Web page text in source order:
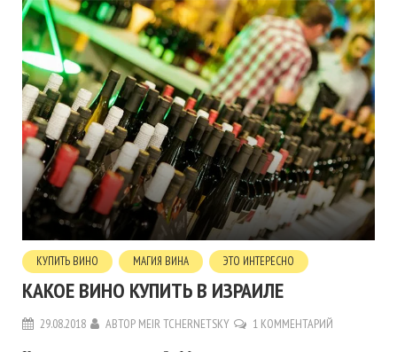
КУПИТЬ ВИНО МАГИЯ ВИНА ЭТО ИНТЕРЕСНО
КАКОЕ ВИНО КУПИТЬ В ИЗРАИЛЕ
29.08.2018 АВТОР MEIR TCHERNETSKY 1 КОММЕНТАРИЙ